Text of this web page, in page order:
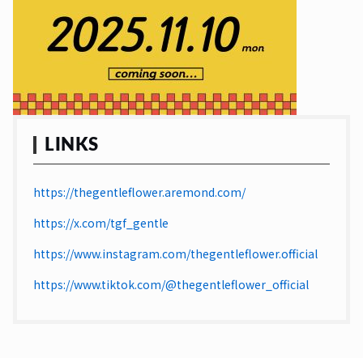
LINKS
https://thegentleflower.aremond.com/
https://x.com/tgf_gentle
https://www.instagram.com/thegentleflower.official
https://www.tiktok.com/@thegentleflower_official